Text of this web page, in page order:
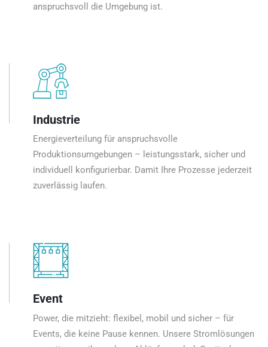
anspruchsvoll die Umgebung ist.
Industrie
Energieverteilung für anspruchsvolle
Produktionsumgebungen – leistungsstark, sicher und
individuell konfigurierbar. Damit Ihre Prozesse jederzeit
zuverlässig laufen.
Event
Power, die mitzieht: flexibel, mobil und sicher – für
Events, die keine Pause kennen. Unsere Stromlösungen